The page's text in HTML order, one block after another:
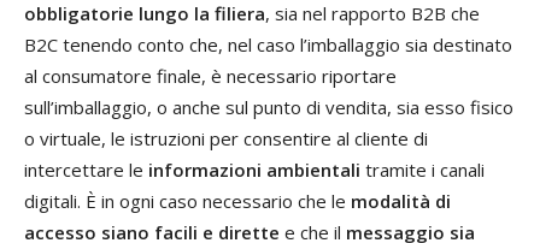
obbligatorie lungo la filiera, sia nel rapporto B2B che
B2C tenendo conto che, nel caso l’imballaggio sia destinato
al consumatore finale, è necessario riportare
sull’imballaggio, o anche sul punto di vendita, sia esso fisico
o virtuale, le istruzioni per consentire al cliente di
intercettare le informazioni ambientali tramite i canali
digitali. È in ogni caso necessario che le modalità di
accesso siano facili e dirette e che il messaggio sia